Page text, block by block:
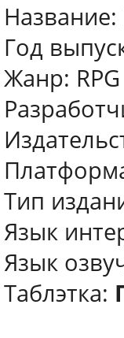
Название:
Год
Жанр:
Тип
Язык
Язык
Таблэтка: